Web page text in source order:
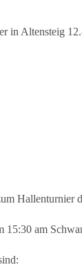
in Altensteig
Hallenturnier
15:30 am